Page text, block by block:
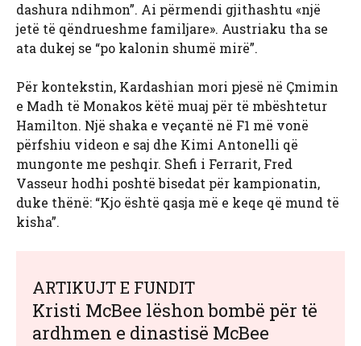
dashura ndihmon”. Ai përmendi gjithashtu «një
jetë të qëndrueshme familjare». Austriaku tha se
ata dukej se “po kalonin shumë mirë”.
Për kontekstin, Kardashian mori pjesë në Çmimin
e Madh të Monakos këtë muaj për të mbështetur
Hamilton. Një shaka e veçantë në F1 më vonë
përfshiu videon e saj dhe Kimi Antonelli që
mungonte me peshqir. Shefi i Ferrarit, Fred
Vasseur hodhi poshtë bisedat për kampionatin,
duke thënë: “Kjo është qasja më e keqe që mund të
kisha”.
ARTIKUJT E FUNDIT
Kristi McBee lëshon bombë për të
ardhmen e dinastisë McBee